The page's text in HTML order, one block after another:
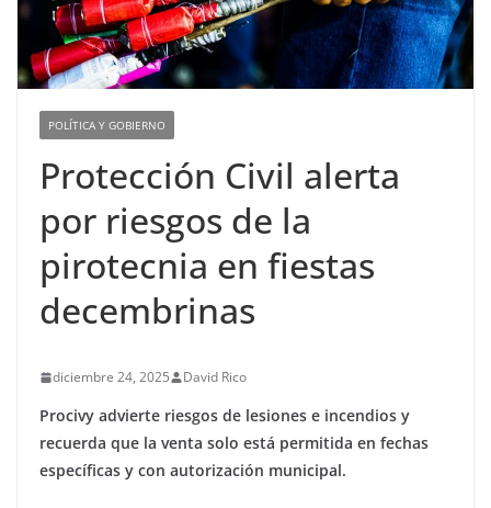
POLÍTICA Y GOBIERNO
Protección Civil alerta
por riesgos de la
pirotecnia en fiestas
decembrinas
diciembre 24, 2025 David Rico
Procivy advierte riesgos de lesiones e incendios y
recuerda que la venta solo está permitida en fechas
específicas y con autorización municipal.